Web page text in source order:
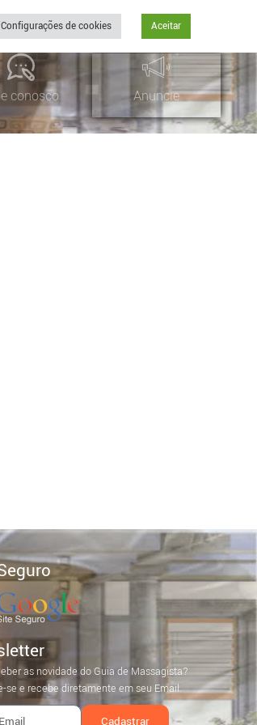
conosco Anuncie
as novidade do Guia de Massagista?
se e recebe diretamente em seu Email.
Cadastrar
Configurações de cookies Aceitar